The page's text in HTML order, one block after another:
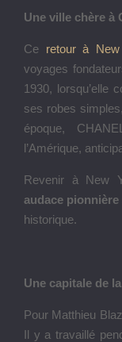
Une ville chère à
Ce retour à
voyages
1930, lorsqu’elle
ses robes
époque,
l’Amérique,
Revenir à New
audace pionnière
historique.
Une capitale de
Pour Matthieu
Il y a travaillé